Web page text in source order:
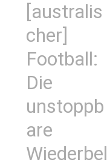
[australis
cher]
Football:
Die
unstoppb
are
Wiederbel